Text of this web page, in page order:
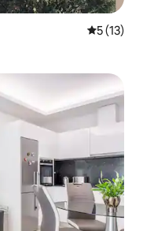
평점 5점
5 (13)